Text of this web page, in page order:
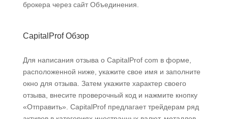
брокера через сайт Объединения.
CapitalProf Обзор
Для написания отзыва о CapitalProf com в форме,
расположенной ниже, укажите свое имя и заполните
окно для отзыва. Затем укажите характер своего
отзыва, внесите проверочный код и нажмите кнопку
«Отправить». CapitalProf предлагает трейдерам ряд